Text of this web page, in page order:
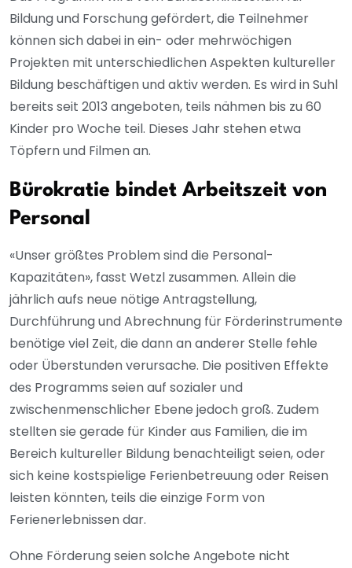
Bildung und Forschung gefördert, die Teilnehmer
können sich dabei in ein- oder mehrwöchigen
Projekten mit unterschiedlichen Aspekten kultureller
Bildung beschäftigen und aktiv werden. Es wird in Suhl
bereits seit 2013 angeboten, teils nähmen bis zu 60
Kinder pro Woche teil. Dieses Jahr stehen etwa
Töpfern und Filmen an.
Bürokratie bindet Arbeitszeit von
Personal
«Unser größtes Problem sind die Personal-
Kapazitäten», fasst Wetzl zusammen. Allein die
jährlich aufs neue nötige Antragstellung,
Durchführung und Abrechnung für Förderinstrumente
benötige viel Zeit, die dann an anderer Stelle fehle
oder Überstunden verursache. Die positiven Effekte
des Programms seien auf sozialer und
zwischenmenschlicher Ebene jedoch groß. Zudem
stellten sie gerade für Kinder aus Familien, die im
Bereich kultureller Bildung benachteiligt seien, oder
sich keine kostspielige Ferienbetreuung oder Reisen
leisten könnten, teils die einzige Form von
Ferienerlebnissen dar.
Ohne Förderung seien solche Angebote nicht